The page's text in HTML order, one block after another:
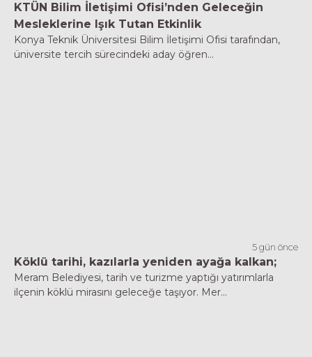
KTÜN Bilim İletişimi Ofisi’nden Geleceğin
Mesleklerine Işık Tutan Etkinlik
Konya Teknik Üniversitesi Bilim İletişimi Ofisi tarafından,
üniversite tercih sürecindeki aday öğren...
5 gün önce
Köklü tarihi, kazılarla yeniden ayağa kalkan;
Meram Belediyesi, tarih ve turizme yaptığı yatırımlarla
ilçenin köklü mirasını geleceğe taşıyor. Mer...